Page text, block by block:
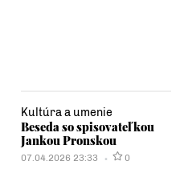
Kultúra a umenie
Beseda so spisovateľkou
Jankou Pronskou
07.04.2026 23:33 0